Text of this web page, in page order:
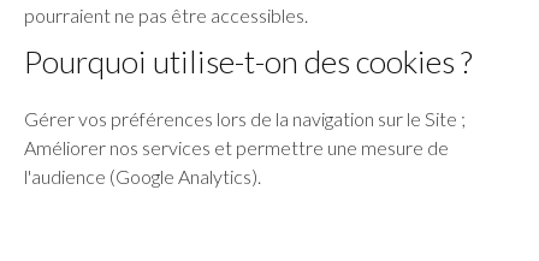
pourraient ne pas être accessibles.
Pourquoi utilise-t-on des cookies ?
Gérer vos préférences lors de la navigation sur le Site ;
Améliorer nos services et permettre une mesure de
l'audience (Google Analytics).